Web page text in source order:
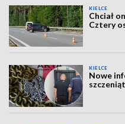
KIELCE
Chciał
Cztery
KIELCE
Nowe